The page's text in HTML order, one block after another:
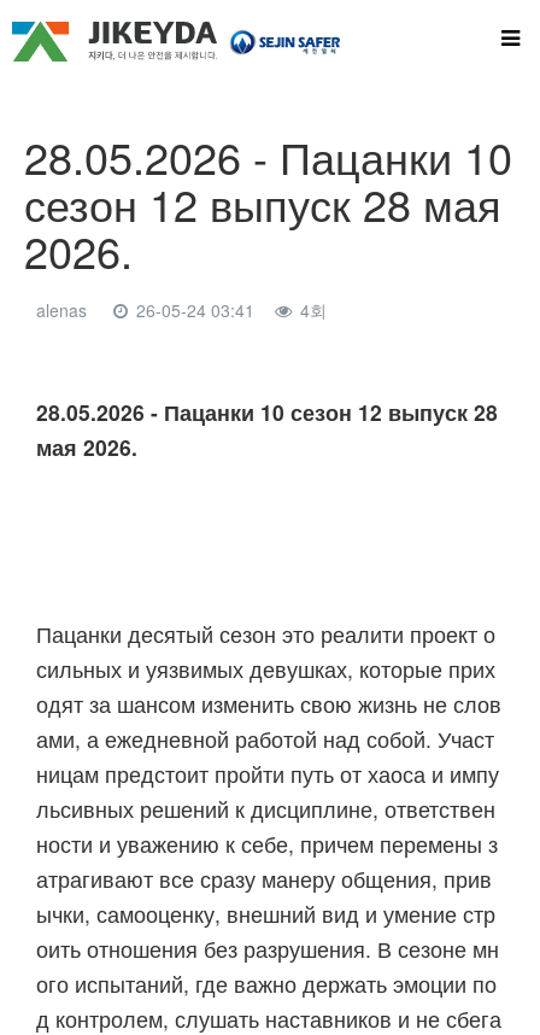
28.05.2026 - Пацанки 10
сезон 12 выпуск 28 мая
2026.
alenas 26-05-24 03:41 4회
본문
28.05.2026 - Пацанки 10 сезон 12 выпуск 28
мая 2026.
Пацанки десятый сезон это реалити проект о
сильных и уязвимых девушках, которые прих
одят за шансом изменить свою жизнь не слов
ами, а ежедневной работой над собой. Участ
ницам предстоит пройти путь от хаоса и импу
льсивных решений к дисциплине, ответствен
ности и уважению к себе, причем перемены з
атрагивают все сразу манеру общения, прив
ычки, самооценку, внешний вид и умение стр
оить отношения без разрушения. В сезоне мн
ого испытаний, где важно держать эмоции по
д контролем, слушать наставников и не сбега